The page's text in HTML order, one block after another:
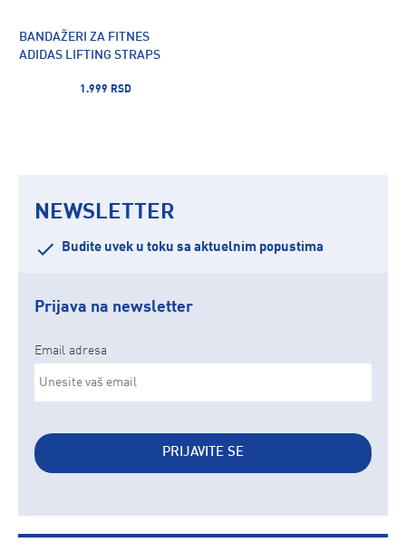
BANDAŽERI ZA FITNES
ADIDAS LIFTING STRAPS
1.999 RSD
NEWSLETTER
Budite uvek u toku sa aktuelnim popustima
Prijava na newsletter
Email adresa
PRIJAVITE SE